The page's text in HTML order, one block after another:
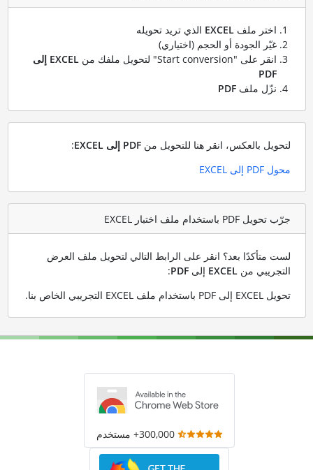
اختر ملف EXCELالذي تريد تحويله
غيّر الجودة أو الحجم (اختياري)
انقر على "Start conversion" لتحويل ملفك من
EXCEL إلى
PDF
نزّل ملف PDF
لتحويل بالعكس، انقر هنا للتحويل من PDF إلى EXCEL
:
محول PDF إلى EXCEL
جرّب تحويل PDF باستخدام ملف اختبار EXCEL
لست متأكدًا بعد؟ انقر على الرابط التالي لتحويل ملف العرض
التجريبي من EXCELإلى PDF
:
تحويل EXCEL إلى PDF باستخدام ملف EXCEL التجريبي الخاص بنا
.
300,000+ مستخدم